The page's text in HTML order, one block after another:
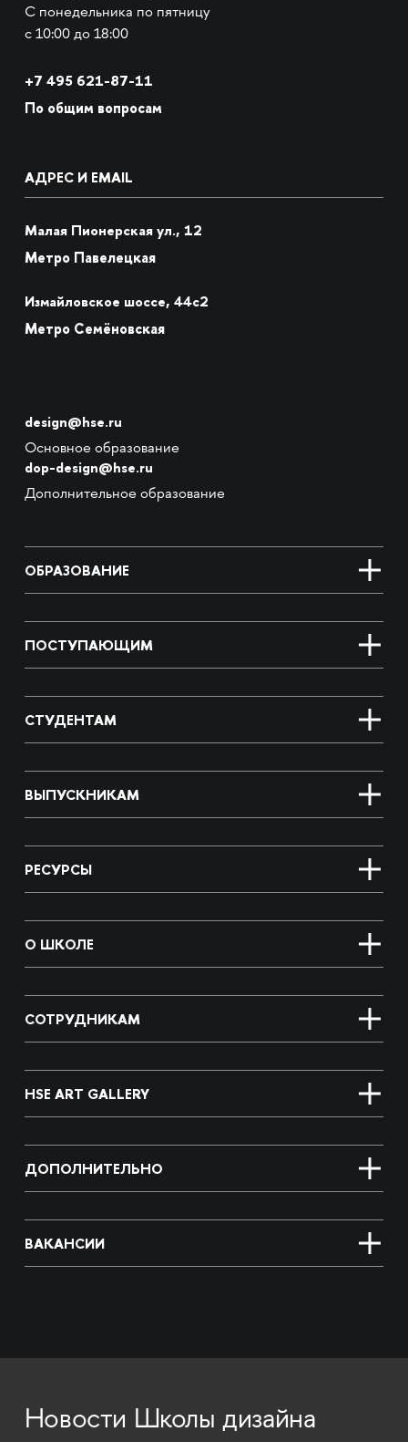
С понедельника по пятницу
с 10:00 до 18:00
+7 495 621-87-11
По общим вопросам
АДРЕС И EMAIL
Малая Пионерская ул., 12
Метро Павелецкая
Измайловское шоссе, 44с2
Метро Семёновская
design@hse.ru
Основное образование
dop-design@hse.ru
Дополнительное образование
ОБРАЗОВАНИЕ
ПОСТУПАЮЩИМ
СТУДЕНТАМ
ВЫПУСКНИКАМ
РЕСУРСЫ
О ШКОЛЕ
СОТРУДНИКАМ
HSE ART GALLERY
ДОПОЛНИТЕЛЬНО
ВАКАНСИИ
Новости Школы дизайна